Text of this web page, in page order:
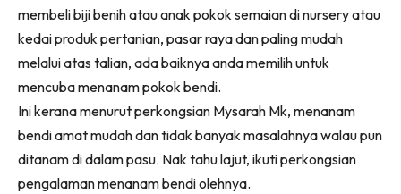
membeli biji benih atau anak pokok semaian di nursery atau
kedai produk pertanian, pasar raya dan paling mudah
melalui atas talian, ada baiknya anda memilih untuk
mencuba menanam pokok bendi.
Ini kerana menurut perkongsian Mysarah Mk, menanam
bendi amat mudah dan tidak banyak masalahnya walau pun
ditanam di dalam pasu. Nak tahu lajut, ikuti perkongsian
pengalaman menanam bendi olehnya.